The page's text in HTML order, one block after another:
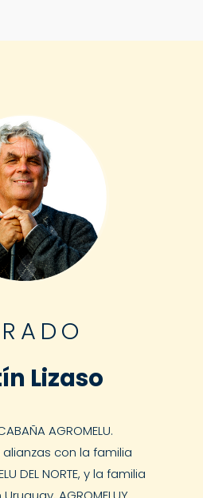
Lizaso
AGROMELU.
con la familia
DEL NORTE, y la familia